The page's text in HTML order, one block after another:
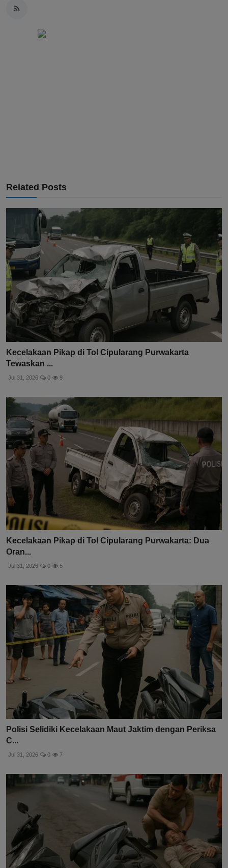
Related Posts
Kecelakaan Pikap di Tol Cipularang Purwakarta
Tewaskan ...
Jul 31, 2026 0 9
Kecelakaan Pikap di Tol Cipularang Purwakarta: Dua
Oran...
Jul 31, 2026 0 5
Polisi Selidiki Kecelakaan Maut Jaktim dengan Periksa
C...
Jul 31, 2026 0 7